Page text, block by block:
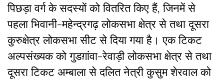
पिछड़ा वर्ग के सदस्यों को वितरित किए हैं, जिनमें से
पहला भिवानी-महेन्द्रगढ़ लोकसभा क्षेत्र से तथा दूसरा
कुरुक्षेत्र लोकसभा सीट से दिया गया है। एक टिकट
अल्पसंख्यक को गुडग़ांवा-रेवाड़ी लोकसभा क्षेत्र से तथा
दूसरा टिकट अम्बाला से दलित नेत्री कुसुम शेरवाल को